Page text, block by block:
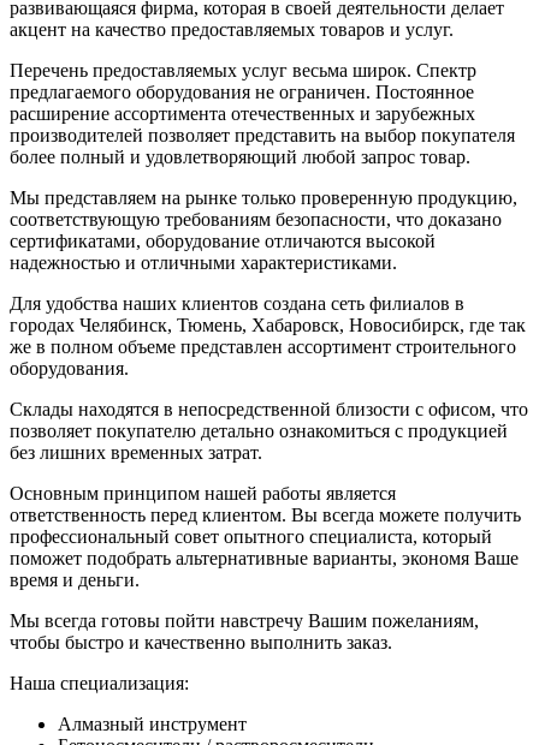
развивающаяся фирма, которая в своей деятельности делает
акцент на качество предоставляемых товаров и услуг.
Перечень предоставляемых услуг весьма широк. Спектр
предлагаемого оборудования не ограничен. Постоянное
расширение ассортимента отечественных и зарубежных
производителей позволяет представить на выбор покупателя
более полный и удовлетворяющий любой запрос товар.
Мы представляем на рынке только проверенную продукцию,
соответствующую требованиям безопасности, что доказано
сертификатами, оборудование отличаются высокой
надежностью и отличными характеристиками.
Для удобства наших клиентов создана сеть филиалов в
городах Челябинск, Тюмень, Хабаровск, Новосибирск, где так
же в полном объеме представлен ассортимент строительного
оборудования.
Склады находятся в непосредственной близости с офисом, что
позволяет покупателю детально ознакомиться с продукцией
без лишних временных затрат.
Основным принципом нашей работы является
ответственность перед клиентом. Вы всегда можете получить
профессиональный совет опытного специалиста, который
поможет подобрать альтернативные варианты, экономя Ваше
время и деньги.
Мы всегда готовы пойти навстречу Вашим пожеланиям,
чтобы быстро и качественно выполнить заказ.
Наша специализация:
Алмазный инструмент